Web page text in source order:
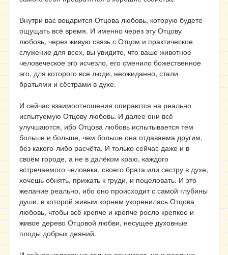
Внутри вас воцарится Отцова любовь, которую будете
ощущать всё время. И именно через эту Отцову
любовь, через живую связь с Отцом и практическое
служение для всех, вы увидите, что ваше животное
человеческое эго исчезло, его сменило божественное
эго, для которого все люди, неожиданно, стали
братьями и сёстрами в духе.
И сейчас взаимоотношения опираются на реально
испытуемую Отцову любовь. И далее они всё
улучшаются, ибо Отцова любовь испытывается тем
больше и больше, чем больше она отдаваема другим,
без какого-либо расчёта. И только сейчас даже и в
своём городе, а не в далёком краю, каждого
встречаемого человека, своего брата или сестру в духе,
хочешь обнять, прижать к груди, и поцеловать. И это
желание реально, ибо оно происходит с самой глубины
души, в которой живым корнем укоренилась Отцова
любовь, чтобы всё крепче и крепче росло крепкое и
живое дерево Отцовой любви, несущее духовные
плоды добрых деяний.